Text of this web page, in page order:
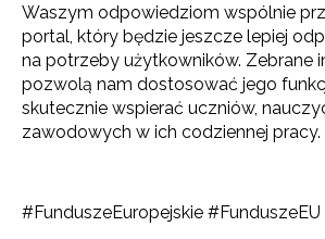
Waszym odpowiedziom wspólnie
portal, który będzie jeszcze lepiej
na potrzeby użytkowników. Zebrane
pozwolą nam dostosować jego
skutecznie wspierać uczniów,
zawodowych w ich codziennej pracy.
#FunduszeEuropejskie #FunduszeEU